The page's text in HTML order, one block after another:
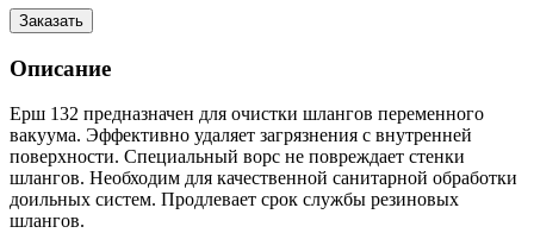
Заказать
Описание
Ерш 132 предназначен для очистки шлангов переменного
вакуума. Эффективно удаляет загрязнения с внутренней
поверхности. Специальный ворс не повреждает стенки
шлангов. Необходим для качественной санитарной обработки
доильных систем. Продлевает срок службы резиновых
шлангов.